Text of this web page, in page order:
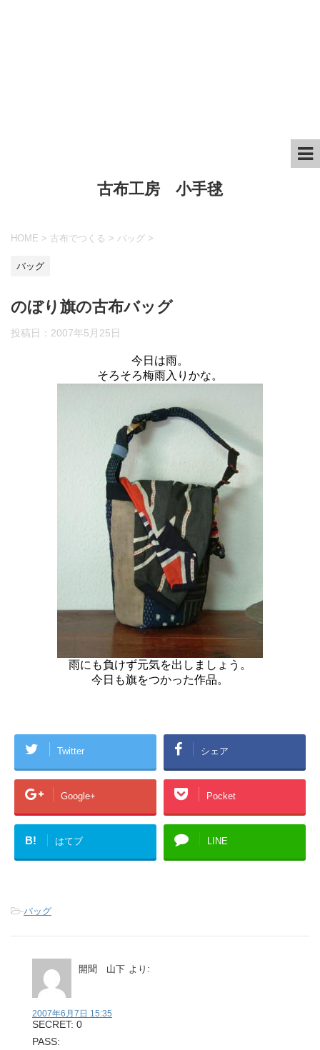
古布工房 小手毬
HOME > 古布でつくる > バッグ >
バッグ
のぼり旗の古布バッグ
投稿日： 2007年5月25日
今日は雨。
そろそろ梅雨入りかな。
雨にも負けず元気を出しましょう。
今日も旗をつかった作品。
Twitter シェア
Google+ Pocket
B! はてブ LINE
-バッグ
開聞 山下 より:
2007年6月7日 15:35
SECRET: 0
PASS: